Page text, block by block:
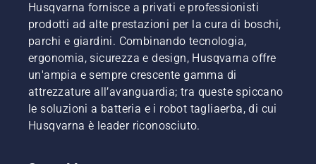
Husqvarna fornisce a privati e professionisti
prodotti ad alte prestazioni per la cura di boschi,
parchi e giardini. Combinando tecnologia,
ergonomia, sicurezza e design, Husqvarna offre
un'ampia e sempre crescente gamma di
attrezzature all’avanguardia; tra queste spiccano
le soluzioni a batteria e i robot tagliaerba, di cui
Husqvarna è leader riconosciuto.